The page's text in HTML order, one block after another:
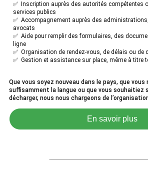
✅ Inscription auprès des autorités compétentes
services publics
✅ Accompagnement auprès des
avocats
✅ Aide pour remplir des formulaires, des
ligne
✅ Organisation de rendez-vous, de délais ou
✅ Gestion et assistance sur place, même à titre
Que vous soyez nouveau dans le pays, que
suffisamment la langue ou que vous souhaitiez
décharger, nous nous chargeons de
En savoir plus